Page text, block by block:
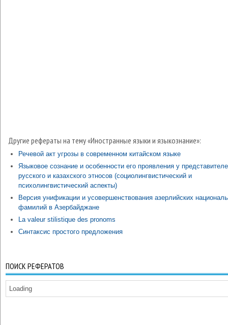
Другие рефераты на тему «Иностранные языки и языкознание»:
Речевой акт угрозы в современном китайском языке
Языковое сознание и особенности его проявления у
русского и казахского этносов (социолингвистический и
психолингвистический аспекты)
Версия унификации и усовершенствования азерлийских
фамилий в Азербайджане
La valeur stilistique des pronoms
Синтаксис простого предложения
ПОИСК РЕФЕРАТОВ
Loading